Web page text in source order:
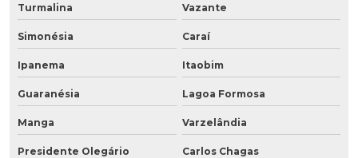
Turmalina Vazante
Simonésia Caraí
Ipanema Itaobim
Guaranésia Lagoa Formosa
Manga Varzelândia
Presidente Olegário Carlos Chagas